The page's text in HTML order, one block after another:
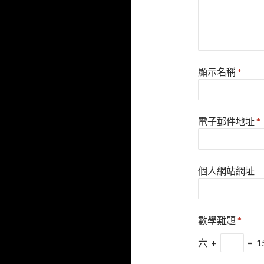
顯示名稱*
電子郵件地址*
個人網站網址
數學難題*
六 + =